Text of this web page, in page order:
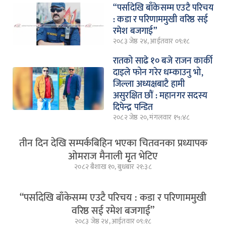
“पर्सादेखि बाँकेसम्म एउटै परिचय
: कडा र परिणाममुखी वरिष्ठ सई
रमेश बजगाई”
२०८३ जेष्ठ २४, आईतवार ०९:१८
रातको साढे १० बजे राजन कार्की
दाइले फोन गरेर धम्काउनु भो,
जिल्ला अध्यक्षबाटै हामी
असुरक्षित छौं : महानगर सदस्य
दिपेन्द्र पन्डित
२०८२ जेष्ठ २०, मंगलवार १५:४८
तीन दिन देखि सम्पर्कबिहिन भएका चितवनका प्रध्यापक
ओमराज मैनाली मृत भेटिए
२०८२ बैशाख १०, बुधबार २१:३८
“पर्सादेखि बाँकेसम्म एउटै परिचय : कडा र परिणाममुखी
वरिष्ठ सई रमेश बजगाई”
२०८३ जेष्ठ २४, आईतवार ०९:१८